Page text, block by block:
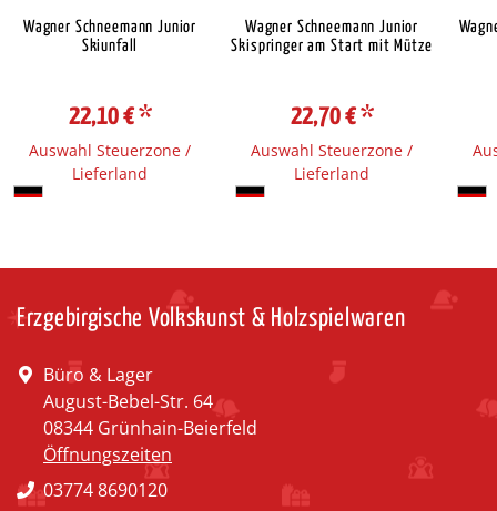
Wagner Schneemann Junior
Skiunfall
22,10 €*
Auswahl Steuerzone /
Lieferland
Wagner Schneemann Junior
Skispringer am Start mit Mütze
22,70 €*
Auswahl Steuerzone /
Lieferland
Erzgebirgische Volkskunst & Holzspielwaren
Büro & Lager
August-Bebel-Str. 64
08344 Grünhain-Beierfeld
Öffnungszeiten
03774 8690120